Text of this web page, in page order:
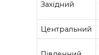
Західний
Центральний